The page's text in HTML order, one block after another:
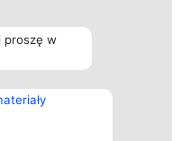
proszę w
Kontakt
Kontakt